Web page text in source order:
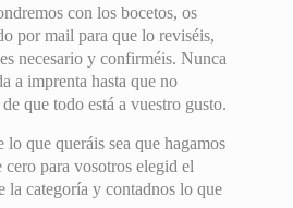
con los bocetos, os
por mail para que lo reviséis,
necesario y confirméis. Nunca
a imprenta hasta que no
que todo está a vuestro gusto.
lo que queráis sea que hagamos
cero para vosotros elegid el
la categoría y contadnos lo que